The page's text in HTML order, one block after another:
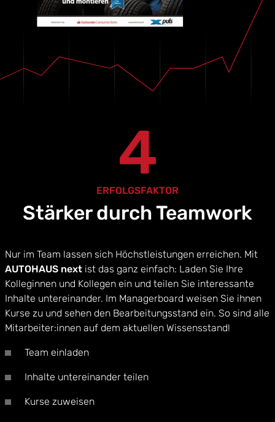
4
ERFOLGSFAKTOR
Stärker durch Teamwork
Nur im Team lassen sich Höchstleistungen erreichen. Mit
AUTOHAUS next ist das ganz einfach: Laden Sie Ihre
Kolleginnen und Kollegen ein und teilen Sie interessante
Inhalte untereinander. Im Managerboard weisen Sie ihnen
Kurse zu und sehen den Bearbeitungsstand ein. So sind alle
Mitarbeiter:innen auf dem aktuellen Wissensstand!
Team einladen
Inhalte untereinander teilen
Kurse zuweisen